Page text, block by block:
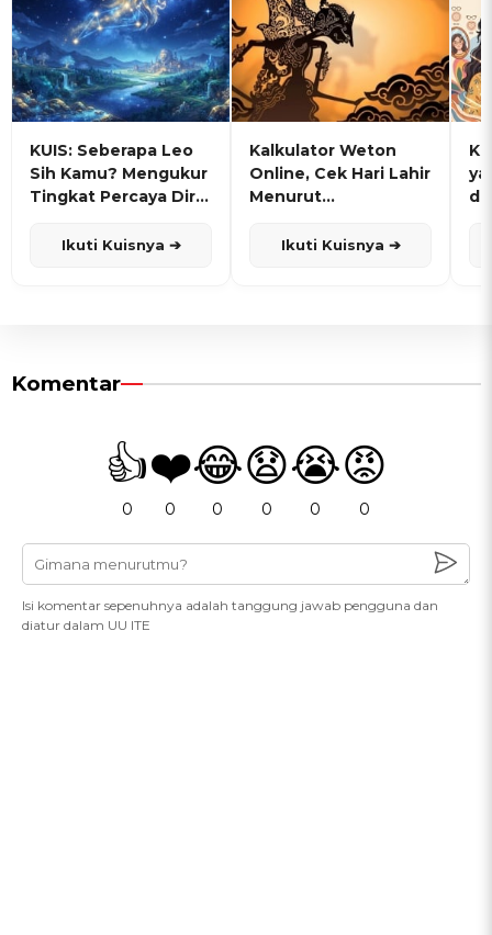
KUIS: Seberapa Leo
Sih Kamu? Mengukur
Tingkat Percaya Diri
Ikuti Kuisnya ➔
Kalkulator Weton
Online, Cek Hari Lahir
Menurut
Ikuti Kuisnya ➔
Komentar
👍
0
❤️
0
😂
0
😧
0
😭
0
😡
0
Isi komentar sepenuhnya adalah tanggung jawab pengguna dan
diatur dalam UU ITE